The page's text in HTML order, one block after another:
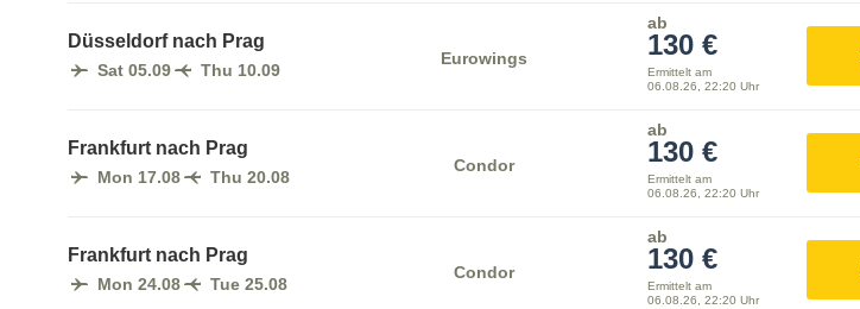
Düsseldorf nach Prag
Sat 05.09 Thu 10.09
Eurowings
ab
130 €
Ermittelt am
06.08.26, 22:20 Uhr
Frankfurt nach Prag
Mon 17.08 Thu 20.08
Condor
ab
130 €
Ermittelt am
06.08.26, 22:20 Uhr
Frankfurt nach Prag
Mon 24.08 Tue 25.08
Condor
ab
130 €
Ermittelt am
06.08.26, 22:20 Uhr